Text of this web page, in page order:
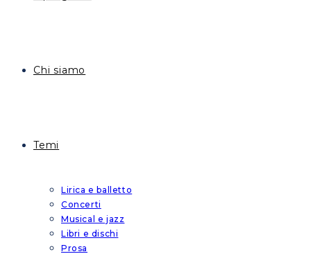
Chi siamo
Temi
Lirica e balletto
Concerti
Musical e jazz
Libri e dischi
Prosa